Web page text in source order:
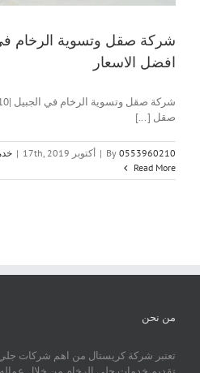
افضل الاسعار
صقل [...]
By 0553960210
| أكتوبر 17th, 2019 |
Read More
من نحن
تعتبر شركة كريستال من اهم شركات جلي